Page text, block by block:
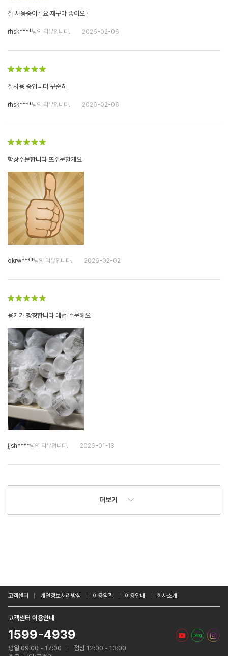
잘 사용중이ㅖ요 재구먀 좋아오ㅔ
rhsk****님의 리뷰입니다. 2026-02-06
잘사용 중입니더 꾸준히
rhsk****님의 리뷰입니다. 2026-02-06
항상주문합니다 또주문할게요
qkrw****님의 리뷰입니다. 2026-02-02
용기가 짱짱합니다 매번 주문해요
jjsh****님의 리뷰입니다. 2026-01-18
더보기
고객센터 개인정보처리방침 이용약관 이용안내 회사소개
고객센터 이용안내
1599-4939
평일 09:00 - 17:00
점심 12:00 - 13:00